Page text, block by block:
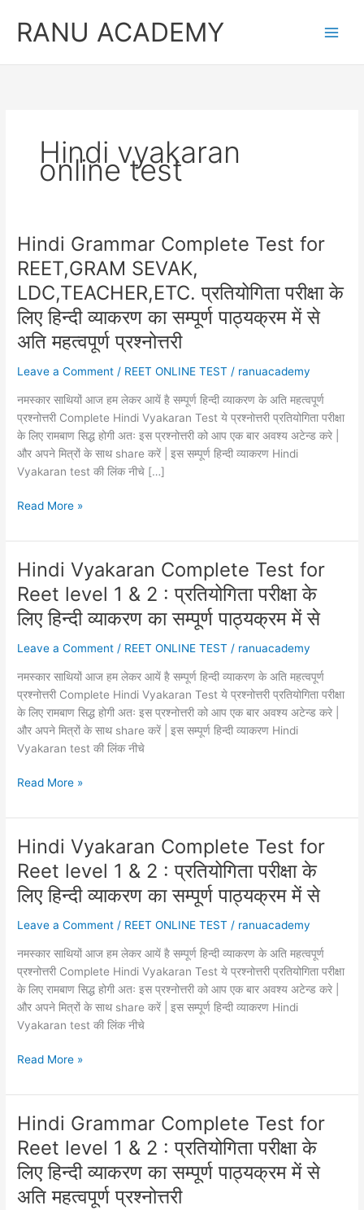
contentRANU ACADEMY
Hindi vyakaran
online test
Hindi Grammar Complete Test for
REET,GRAM SEVAK,
LDC,TEACHER,ETC. प्रतियोगिता परीक्षा के
लिए हिन्दी व्याकरण का सम्पूर्ण पाठ्यक्रम में से
अति महत्वपूर्ण प्रश्नोत्तरी
Leave a Comment / REET ONLINE TEST / ranuacademy
नमस्कार साथियों आज हम लेकर आयें है सम्पूर्ण हिन्दी व्याकरण के अति महत्वपूर्ण
प्रश्नोत्तरी Complete Hindi Vyakaran Test ये प्रश्नोत्तरी प्रतियोगिता परीक्षा
के लिए रामबाण सिद्ध होगी अतः इस प्रश्नोत्तरी को आप एक बार अवश्य अटेन्ड करे |
और अपने मित्रों के साथ share करें | इस सम्पूर्ण हिन्दी व्याकरण Hindi
Vyakaran test की लिंक नीचे […]
Hindi
Complete
Test
for
REET,GRAM
SEVAK,
LDC,TEACHER,ETC.
प्रतियोगिता
के
लिए
हिन्दी
व्याकरण
का
पाठ्यक्रम
अति
महत्वपूर्ण
प्रश्नोत्तरी
Read More »
Hindi Vyakaran Complete Test for
Reet level 1 & 2 : प्रतियोगिता परीक्षा के
लिए हिन्दी व्याकरण का सम्पूर्ण पाठ्यक्रम में से
Leave a Comment / REET ONLINE TEST / ranuacademy
नमस्कार साथियों आज हम लेकर आयें है सम्पूर्ण हिन्दी व्याकरण के अति महत्वपूर्ण
प्रश्नोत्तरी Complete Hindi Vyakaran Test ये प्रश्नोत्तरी प्रतियोगिता परीक्षा
के लिए रामबाण सिद्ध होगी अतः इस प्रश्नोत्तरी को आप एक बार अवश्य अटेन्ड करे |
और अपने मित्रों के साथ share करें | इस सम्पूर्ण हिन्दी व्याकरण Hindi
Vyakaran test की लिंक नीचे
Hindi
Complete
Test
for
Reet
level
&
प्रतियोगिता
परीक्षा
के
लिए
व्याकरण
पाठ्यक्रम
में
से
Read More »
Hindi Vyakaran Complete Test for
Reet level 1 & 2 : प्रतियोगिता परीक्षा के
लिए हिन्दी व्याकरण का सम्पूर्ण पाठ्यक्रम में से
Leave a Comment / REET ONLINE TEST / ranuacademy
नमस्कार साथियों आज हम लेकर आयें है सम्पूर्ण हिन्दी व्याकरण के अति महत्वपूर्ण
प्रश्नोत्तरी Complete Hindi Vyakaran Test ये प्रश्नोत्तरी प्रतियोगिता परीक्षा
के लिए रामबाण सिद्ध होगी अतः इस प्रश्नोत्तरी को आप एक बार अवश्य अटेन्ड करे |
और अपने मित्रों के साथ share करें | इस सम्पूर्ण हिन्दी व्याकरण Hindi
Vyakaran test की लिंक नीचे
Hindi
Complete
Test
for
Reet
level
&
Read More »
Hindi Grammar Complete Test for
Reet level 1 & 2 : प्रतियोगिता परीक्षा के
लिए हिन्दी व्याकरण का सम्पूर्ण पाठ्यक्रम में से
अति महत्वपूर्ण प्रश्नोत्तरी